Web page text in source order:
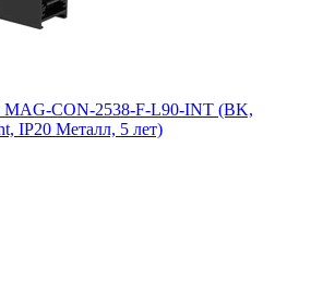
MAG-CON-2538-F-L90-INT (BK,
IP20 Металл, 5 лет)